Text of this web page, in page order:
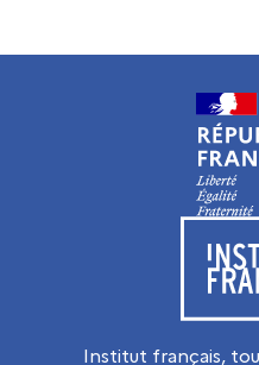
Visiter le site
Institut français,